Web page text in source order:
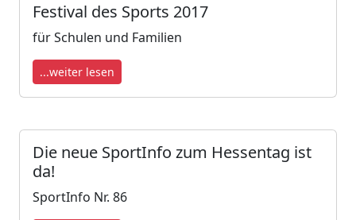
Festival des Sports 2017
für Schulen und Familien
...weiter lesen
Die neue SportInfo zum Hessentag ist
da!
SportInfo Nr. 86